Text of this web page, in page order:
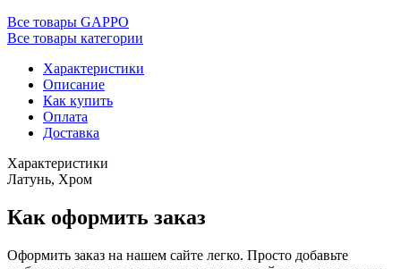
Все товары GAPPO
Все товары категории
Характеристики
Описание
Как купить
Оплата
Доставка
Характеристики
Латунь, Хром
Как оформить заказ
Оформить заказ на нашем сайте легко. Просто добавьте